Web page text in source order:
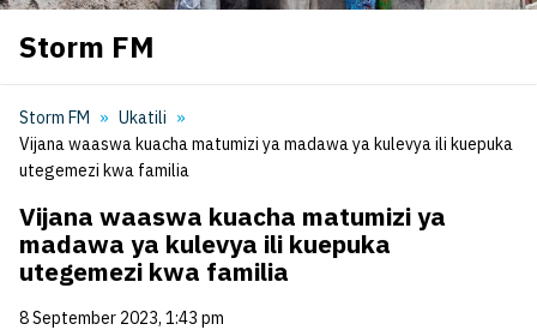
Storm FM
Storm FM
Ukatili
Vijana waaswa kuacha matumizi ya madawa ya kulevya ili kuepuka
utegemezi kwa familia
Vijana waaswa kuacha matumizi ya
madawa ya kulevya ili kuepuka
utegemezi kwa familia
8 September 2023, 1:43 pm